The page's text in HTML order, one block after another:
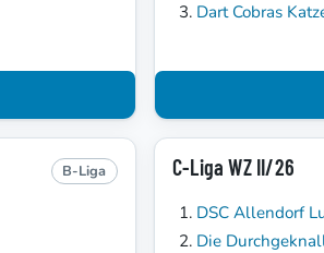
Dart Cobras
B-Liga C-Liga WZ II/26
DSC Allendorf
Die